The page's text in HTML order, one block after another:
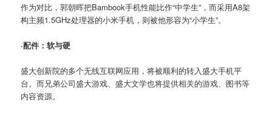
作为对比，郭朝晖把Bambook手机性能比作“中学生”，而采用A8架
构主频1.5GHz处理器的小米手机，则被他形容为“小学生”。
·配件：软与硬
盛大创新院的多个无线互联网应用，将被顺利的转入盛大手机平
台。而兄弟公司盛大游戏、盛大文学也将提供相关的游戏、图书等
内容资源。